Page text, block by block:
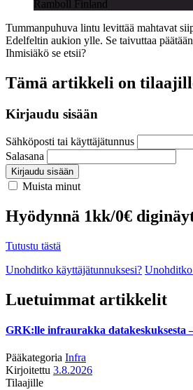
Ramboll Finland
Tummanpuhuva lintu levittää mahtavat
Edelfeltin aukion ylle. Se taivuttaa
Ihmisiäkö se etsii?
Tämä artikkeli on
Kirjaudu sisään
Sähköposti tai käyttäjätunnus
Salasana
Kirjaudu sisään
Muista minut
Hyödynnä 1kk/0€
Tutustu tästä
Unohditko käyttäjätunnuksesi? Unohditko
Luetuimmat artikkelit
GRK:lle infraurakka datakeskuksesta
Pääkategoria Infra
Kirjoitettu 3.8.2026
Tilaajille